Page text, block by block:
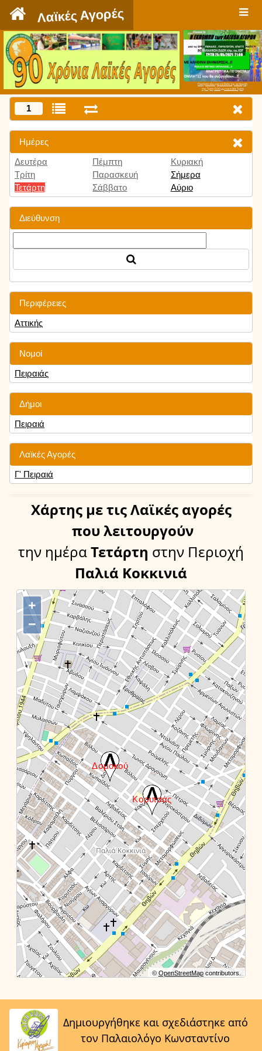
Λαϊκές Αγορές
Πατήστε εδώ για να δείτε την εκπομπή
την Τρίτη 9:00 μμ και κάθε Τρίτη
1
Ημέρες
Δευτέρα
Τρίτη
Τετάρτη
Πέμπτη
Παρασκευή
Σάββατο
Κυριακή
Σήμερα
Αύριο
Διεύθυνση
Περιφέρειες
Αττικής
Νομοί
Πειραιάς
Δήμοι
Πειραιά
Λαϊκές Αγορές
Γ' Πειραιά
Χάρτης με τις Λαϊκές αγορές
που λειτουργούν
την ημέραΤετάρτη στην Περιοχή
Παλιά Κοκκινιά
+
−
© OpenStreetMapcontributors.
Δημιουργήθηκε και σχεδιάστηκε από
τον Παλαιολόγο Κωνσταντίνο